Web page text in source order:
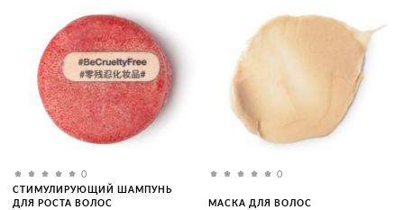
0
СТИМУЛИРУЮЩИЙ ШАМПУНЬ
ДЛЯ РОСТА ВОЛОС
0
МАСКА ДЛЯ ВОЛОС